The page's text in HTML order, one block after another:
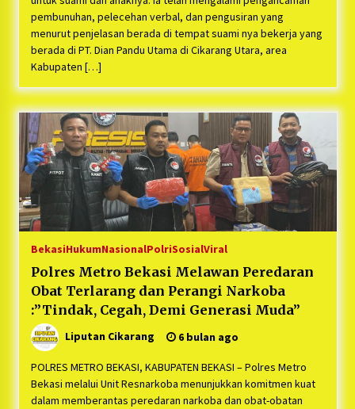
pembunuhan, pelecehan verbal, dan pengusiran yang
menurut penjelasan berada di tempat suami nya bekerja yang
berada di PT. Dian Pandu Utama di Cikarang Utara, area
Kabupaten […]
BekasiHukumNasionalPolriSosialViral
Polres Metro Bekasi Melawan Peredaran
Obat Terlarang dan Perangi Narkoba
:”Tindak, Cegah, Demi Generasi Muda”
Liputan Cikarang 6 bulan ago
POLRES METRO BEKASI, KABUPATEN BEKASI – Polres Metro
Bekasi melalui Unit Resnarkoba menunjukkan komitmen kuat
dalam memberantas peredaran narkoba dan obat-obatan